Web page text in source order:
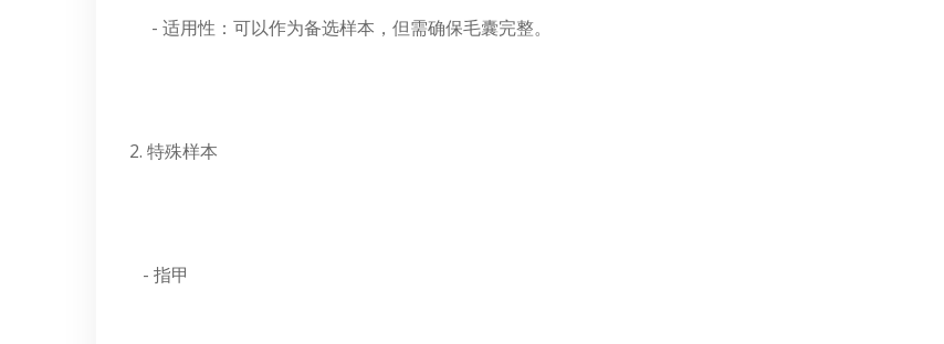
- 适用性：可以作为备选样本，但需确保毛囊完整。
2. 特殊样本
- 指甲